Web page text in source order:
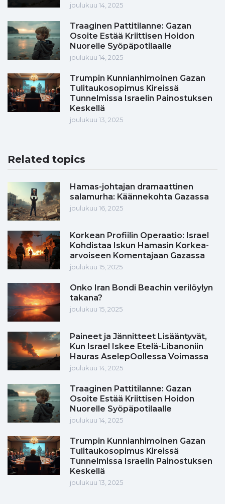
joulukuu 14, 2025
Traaginen Pattitilanne: Gazan
Osoite Estää Kriittisen Hoidon
Nuorelle Syöpäpotilaalle
joulukuu 14, 2025
Trumpin Kunnianhimoinen Gazan
Tulitaukosopimus Kireissä
Tunnelmissa Israelin Painostuksen
Keskellä
joulukuu 13, 2025
Related topics
Hamas-johtajan dramaattinen
salamurha: Käännekohta Gazassa
joulukuu 16, 2025
Korkean Profiilin Operaatio: Israel
Kohdistaa Iskun Hamasin Korkea-
arvoiseen Komentajaan Gazassa
joulukuu 15, 2025
Onko Iran Bondi Beachin verilöylyn
takana?
joulukuu 15, 2025
Paineet ja Jännitteet Lisääntyvät,
Kun Israel Iskee Etelä-Libanoniin
Hauras AselepOollessa Voimassa
joulukuu 14, 2025
Traaginen Pattitilanne: Gazan
Osoite Estää Kriittisen Hoidon
Nuorelle Syöpäpotilaalle
joulukuu 14, 2025
Trumpin Kunnianhimoinen Gazan
Tulitaukosopimus Kireissä
Tunnelmissa Israelin Painostuksen
Keskellä
joulukuu 13, 2025